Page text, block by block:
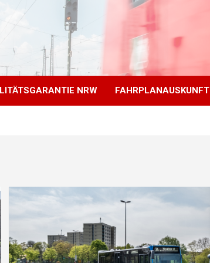
NRW FAHRPLANAUSKUNFT